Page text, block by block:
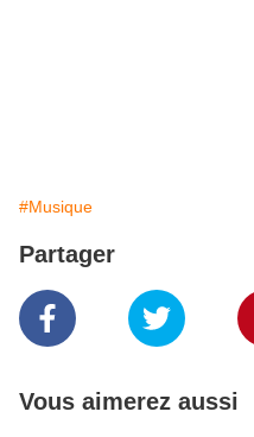
#Musique
Partager
Vous aimerez aussi